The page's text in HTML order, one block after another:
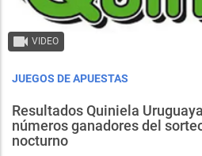
VIDEO
JUEGOS DE APUESTAS
Resultados Quiniela
números ganadores del
nocturno